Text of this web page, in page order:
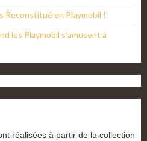
Reconstitué en Playmobil !
les Playmobil s'amusent à
réalisées à partir de la collection